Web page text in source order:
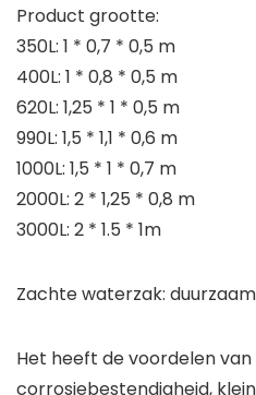
Product grootte:
350L: 1 * 0,7 * 0,5 m
400L: 1 * 0,8 * 0,5 m
620L: 1,25 * 1 * 0,5 m
990L: 1,5 * 1,1 * 0,6 m
1000L: 1,5 * 1 * 0,7 m
2000L: 2 * 1,25 * 0,8 m
3000L: 2 * 1.5 * 1m
Zachte waterzak:
Het heeft de voordelen
corrosiebestendigheid,